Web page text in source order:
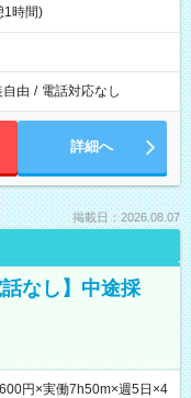
時間)
自由 / 電話対応なし
詳細へ
掲載日：2026.08.07
なし】中途採
円×実働7h50m×週5日×4